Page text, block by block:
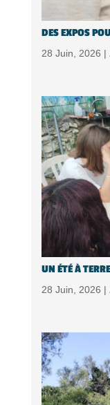
DES EXPOS
28 Juin, 2026 |
UN ÉTÉ À
28 Juin, 2026 |